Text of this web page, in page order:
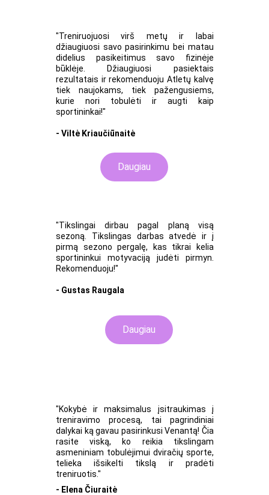
"Treniruojuosi virš metų ir labai
džiaugiuosi savo pasirinkimu bei matau
didelius pasikeitimus savo fizinėje
būklėje. Džiaugiuosi pasiektais
rezultatais ir rekomenduoju Atletų kalvę
tiek naujokams, tiek pažengusiems,
kurie nori tobulėti ir augti kaip
sportininkai!"
- Viltė Kriaučiūnaitė
Daugiau
"Tikslingai dirbau pagal planą visą
sezoną. Tikslingas darbas atvedė ir į
pirmą sezono pergalę, kas tikrai kelia
sportininkui motyvaciją judėti pirmyn.
Rekomenduoju!"
- Gustas Raugala
Daugiau
"Kokybė ir maksimalus įsitraukimas į
treniravimo procesą, tai pagrindiniai
dalykai ką gavau pasirinkusi Venantą! Čia
rasite viską, ko reikia tikslingam
asmeniniam tobulėjimui dviračių sporte,
telieka išsikelti tikslą ir pradėti
treniruotis."
- Elena Čiuraitė